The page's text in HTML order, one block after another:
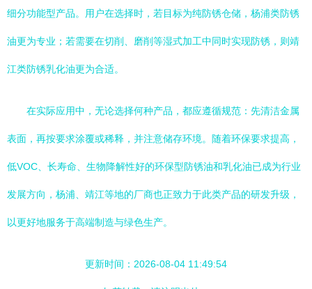
细分功能型产品。用户在选择时，若目标为纯防锈仓储，杨浦类防锈
油更为专业；若需要在切削、磨削等湿式加工中同时实现防锈，则靖
江类防锈乳化油更为合适。
在实际应用中，无论选择何种产品，都应遵循规范：先清洁金属
表面，再按要求涂覆或稀释，并注意储存环境。随着环保要求提高，
低VOC、长寿命、生物降解性好的环保型防锈油和乳化油已成为行业
发展方向，杨浦、靖江等地的厂商也正致力于此类产品的研发升级，
以更好地服务于高端制造与绿色生产。
更新时间：2026-08-04 11:49:54